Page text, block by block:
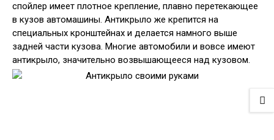
спойлер имеет плотное крепление, плавно перетекающее
в кузов автомашины. Антикрыло же крепится на
специальных кронштейнах и делается намного выше
задней части кузова. Многие автомобили и вовсе имеют
антикрыло, значительно возвышающееся над кузовом.